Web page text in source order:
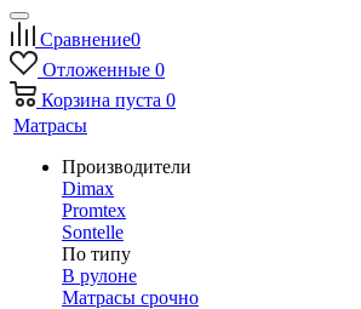
Сравнение0
Отложенные 0
Корзина пуста 0
Матрасы
Производители
Dimax
Promtex
Sontelle
По типу
В рулоне
Матрасы срочно